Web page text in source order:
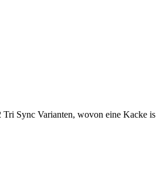
Tri Sync Varianten, wovon eine Kacke is